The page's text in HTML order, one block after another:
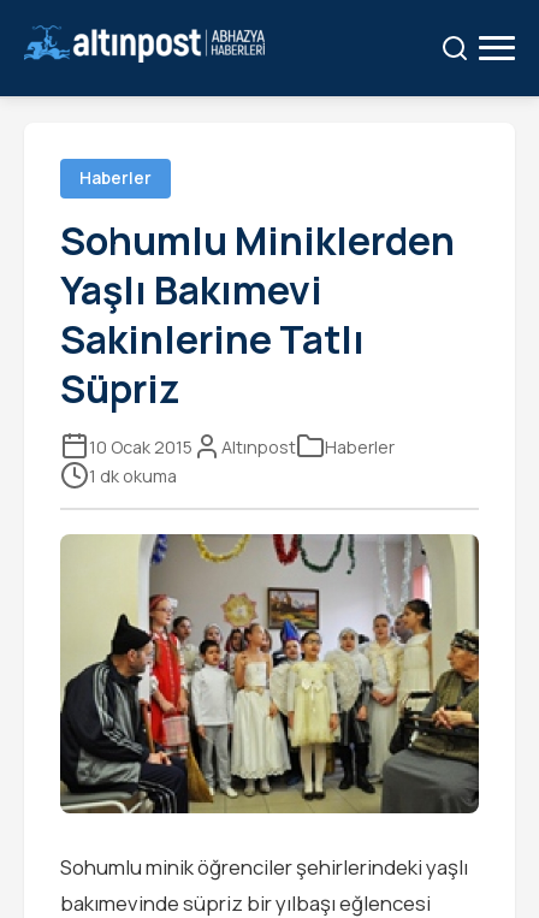
Haberler
Sohumlu Miniklerden
Yaşlı Bakımevi
Sakinlerine Tatlı
Süpriz
10 Ocak 2015 Altınpost
Haberler
1 dk okuma
Sohumlu minik öğrenciler şehirlerindeki yaşlı
bakımevinde süpriz bir yılbaşı eğlencesi